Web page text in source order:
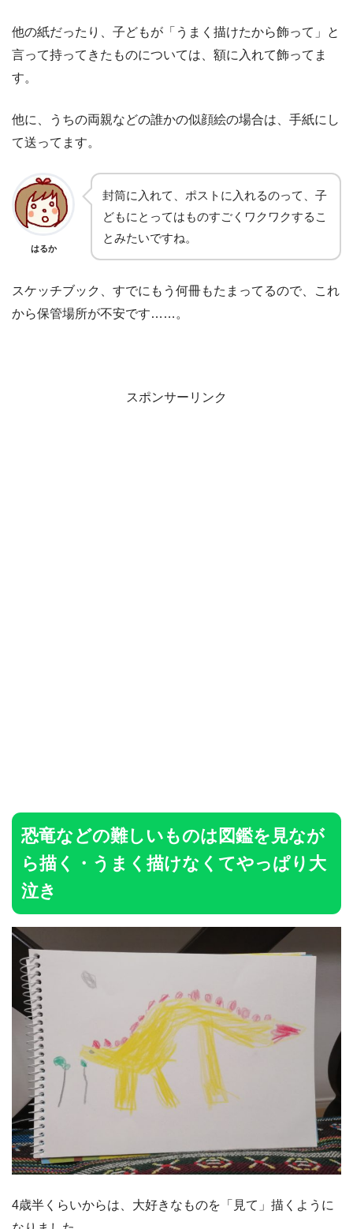
他の紙だったり、子どもが「うまく描けたから飾って」と
言って持ってきたものについては、額に入れて飾ってま
す。
他に、うちの両親などの誰かの似顔絵の場合は、手紙にし
て送ってます。
はるか
封筒に入れて、ポストに入れるのって、子
どもにとってはものすごくワクワクするこ
とみたいですね。
スケッチブック、すでにもう何冊もたまってるので、これ
から保管場所が不安です……。
スポンサーリンク
恐竜などの難しいものは図鑑を見なが
ら描く・うまく描けなくてやっぱり大
泣き
4歳半くらいからは、大好きなものを「見て」描くように